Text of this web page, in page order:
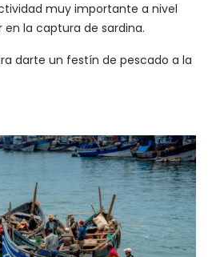
muy importante a nivel
la captura de sardina.
darte un festín de pescado a la